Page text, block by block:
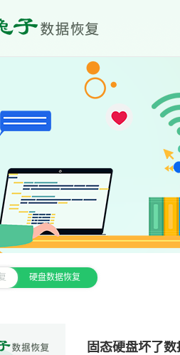
硬盘数据恢复
固态硬盘坏了